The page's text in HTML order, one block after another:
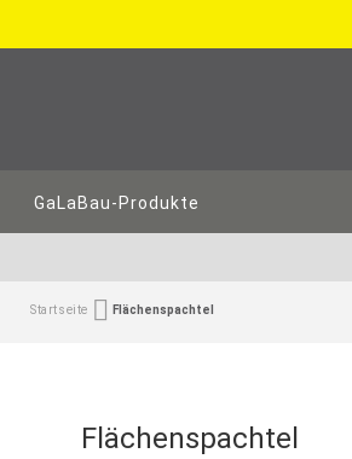
GaLaBau-Produkte
Startseite Flächenspachtel
Flächenspachtel